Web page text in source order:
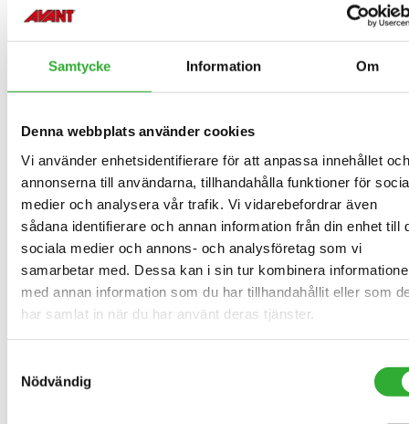
Samtycke Information Om
Denna webbplats använder cookies
Vi använder enhetsidentifierare för att anpassa innehållet och
annonserna till användarna, tillhandahålla funktioner för
medier och analysera vår trafik. Vi vidarebefordrar även
sådana identifierare och annan information från din enhet till
sociala medier och annons- och analysföretag som vi
samarbetar med. Dessa kan i sin tur kombinera
med annan information som du har tillhandahållit eller som
har samlat in när du har använt deras tjänster.
Nödvändig
REDSKAP & TILLVAL